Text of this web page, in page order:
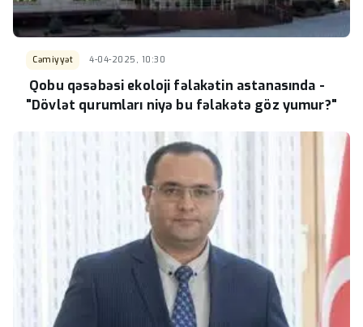
Cəmiyyət 4-04-2025, 10:30
Qobu qəsəbəsi ekoloji fəlakətin astanasında -
"Dövlət qurumları niyə bu fəlakətə göz yumur?"